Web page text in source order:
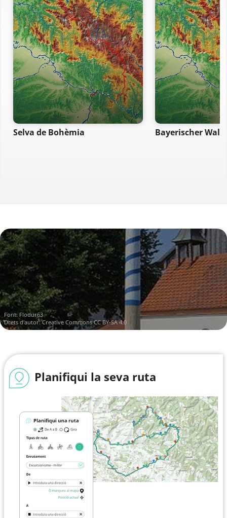
Selva de Bohèmia Bayerischer Wald
Font: Flodur63
Drets d'autor:Creative Commons CC BY-SA 4.0
Planifiqui la seva ruta